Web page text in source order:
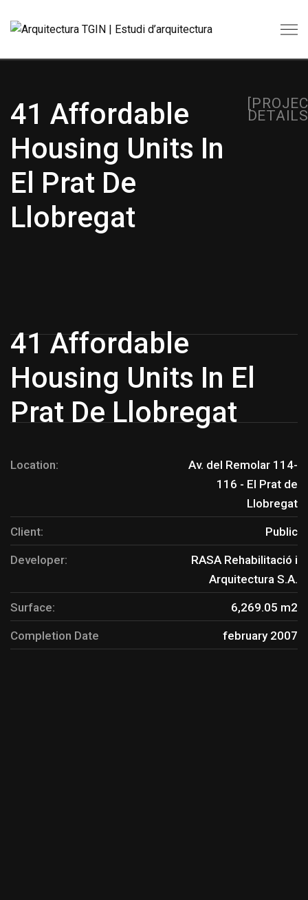
41 Affordable
Housing Units In
El Prat De
Llobregat
41 Affordable
Housing Units In El
Prat De Llobregat
Location:
Av. del Remolar 114-
116 - El Prat de
Llobregat
Client: Public
Developer:
RASA Rehabilitació i
Arquitectura S.A.
Surface: 6,269.05 m2
Completion Date february 2007